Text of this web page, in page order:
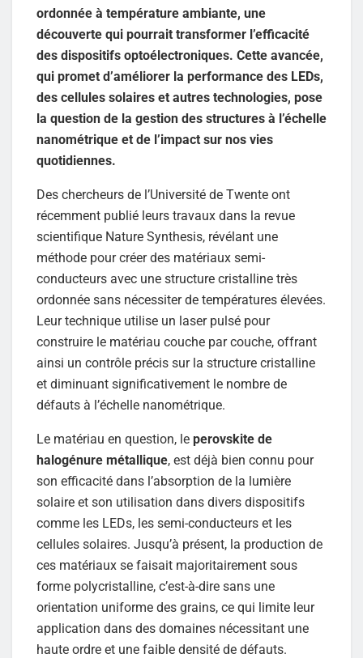
ordonnée à température ambiante, une
découverte qui pourrait transformer l’efficacité
des dispositifs optoélectroniques. Cette avancée,
qui promet d’améliorer la performance des LEDs,
des cellules solaires et autres technologies, pose
la question de la gestion des structures à l’échelle
nanométrique et de l’impact sur nos vies
quotidiennes.
Des chercheurs de l’Université de Twente ont
récemment publié leurs travaux dans la revue
scientifique Nature Synthesis, révélant une
méthode pour créer des matériaux semi-
conducteurs avec une structure cristalline très
ordonnée sans nécessiter de températures élevées.
Leur technique utilise un laser pulsé pour
construire le matériau couche par couche, offrant
ainsi un contrôle précis sur la structure cristalline
et diminuant significativement le nombre de
défauts à l’échelle nanométrique.
Le matériau en question, le perovskite de
halogénure métallique, est déjà bien connu pour
son efficacité dans l’absorption de la lumière
solaire et son utilisation dans divers dispositifs
comme les LEDs, les semi-conducteurs et les
cellules solaires. Jusqu’à présent, la production de
ces matériaux se faisait majoritairement sous
forme polycristalline, c’est-à-dire sans une
orientation uniforme des grains, ce qui limite leur
application dans des domaines nécessitant une
haute ordre et une faible densité de défauts.